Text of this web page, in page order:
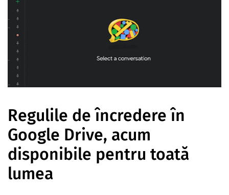
Regulile de încredere în
Google Drive, acum
disponibile pentru toată
lumea